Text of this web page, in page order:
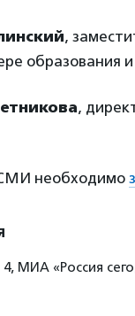
,
образования
,
необходимо
МИА «Россия